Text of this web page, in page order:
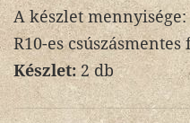
A készlet mennyisége:
R10-es
Készlet: 2 db